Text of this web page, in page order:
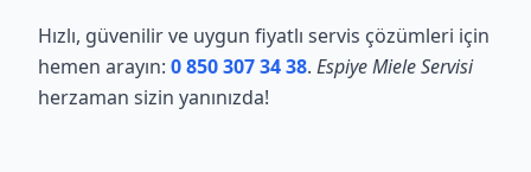
Hızlı, güvenilir ve uygun fiyatlı servis çözümleri için
hemen arayın: 0 850 307 34 38. Espiye Miele Servisi
herzaman sizin yanınızda!